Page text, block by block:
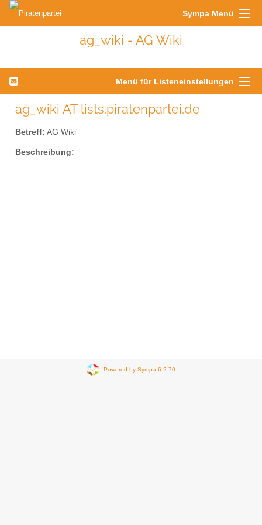
Sympa Menü
ag_wiki - AG Wiki
Menü für Listeneinstellungen
ag_wiki AT lists.piratenpartei.de
Betreff: AG Wiki
Beschreibung:
Powered by Sympa 6.2.70